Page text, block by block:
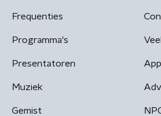
Frequenties
Programma's
Presentatoren
Muziek
Gemist